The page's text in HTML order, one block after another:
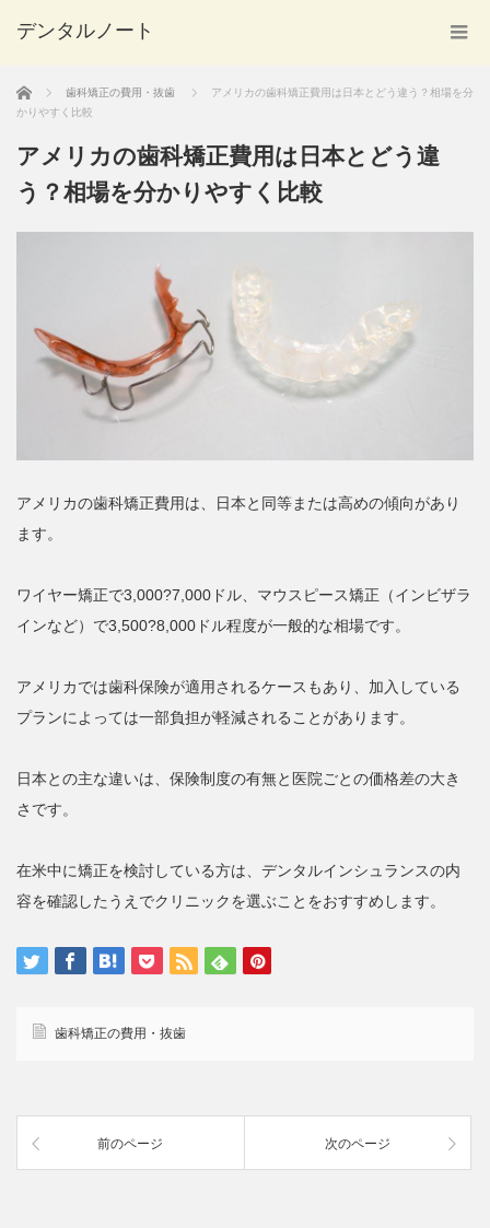
デンタルノート
ホーム 歯科矯正の費用・抜歯
アメリカの歯科矯正費用は日本とどう違う？相場を分
かりやすく比較
アメリカの歯科矯正費用は日本とどう違
う？相場を分かりやすく比較
アメリカの歯科矯正費用は、日本と同等または高めの傾向があり
ます。
ワイヤー矯正で3,000?7,000ドル、マウスピース矯正（インビザラ
インなど）で3,500?8,000ドル程度が一般的な相場です。
アメリカでは歯科保険が適用されるケースもあり、加入している
プランによっては一部負担が軽減されることがあります。
日本との主な違いは、保険制度の有無と医院ごとの価格差の大き
さです。
在米中に矯正を検討している方は、デンタルインシュランスの内
容を確認したうえでクリニックを選ぶことをおすすめします。
歯科矯正の費用・抜歯
前のページ 次のページ